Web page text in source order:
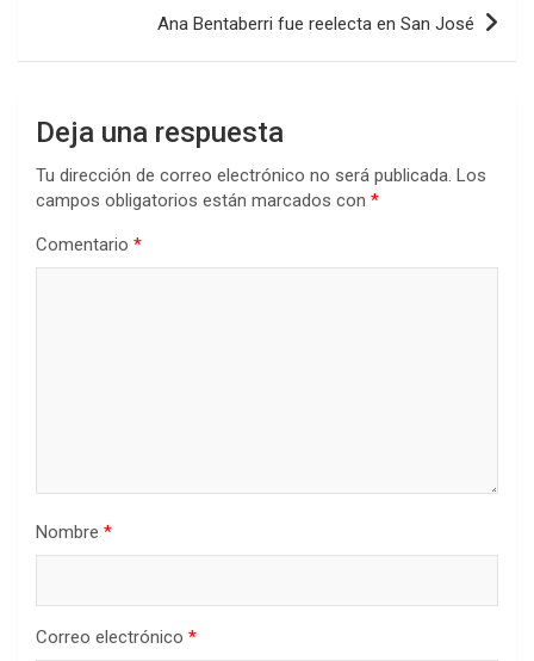
p
Ana Bentaberri fue reelecta en San José
Deja una respuesta
Tu dirección de correo electrónico no será publicada. Los
campos obligatorios están marcados con *
Comentario *
Nombre *
Correo electrónico *